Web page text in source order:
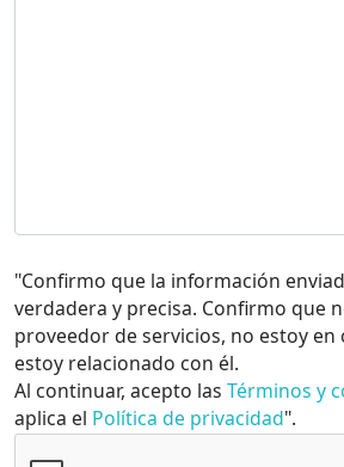
"Confirmo que la información
verdadera y precisa. Confirmo que
proveedor de servicios, no estoy en
estoy relacionado con él.
Al continuar, acepto las Términos y
aplica el Política de privacidad".